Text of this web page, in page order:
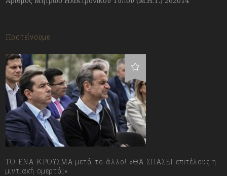
Προτείνουμε
ΤΟ ΕΝΑ ΚΡΟΥΣΜΑ μετά το άλλο! «ΘΑ ΣΠΑΣΕΙ επιτέλους η
μιντιακή ομερτά;»